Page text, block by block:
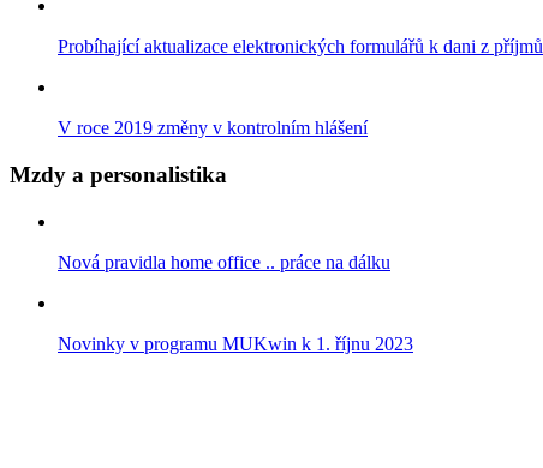
Probíhající aktualizace elektronických formulářů k dani z příjmů
V roce 2019 změny v kontrolním hlášení
Mzdy a personalistika
Nová pravidla home office .. práce na dálku
Novinky v programu MUKwin k 1. říjnu 2023